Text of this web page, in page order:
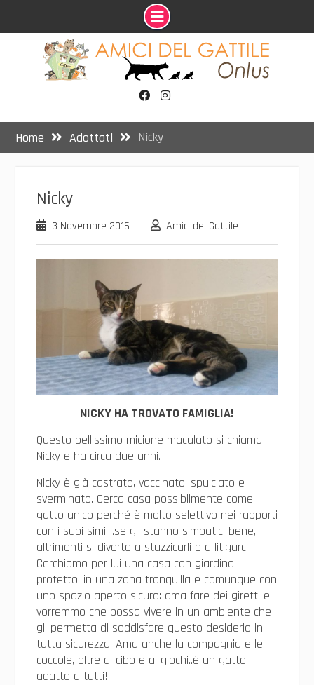
Home
Adottati Nicky
Nicky
3 Novembre 2016 Amici del Gattile
NICKY HA TROVATO FAMIGLIA!
Questo bellissimo micione maculato si chiama
Nicky e ha circa due anni.
Nicky è già castrato, vaccinato, spulciato e
sverminato. Cerca casa possibilmente come
gatto unico perché è molto selettivo nei rapporti
con i suoi simili..se gli stanno simpatici bene,
altrimenti si diverte a stuzzicarli e a litigarci!
Cerchiamo per lui una casa con giardino
protetto, in una zona tranquilla e comunque con
uno spazio aperto sicuro: ama fare dei giretti e
vorremmo che possa vivere in un ambiente che
gli permetta di soddisfare questo desiderio in
tutta sicurezza. Ama anche la compagnia e le
coccole, oltre al cibo e ai giochi..è un gatto
adatto a tutti!